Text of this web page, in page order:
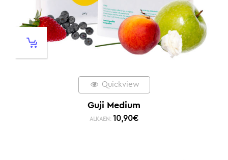
Quickview
Guji Medium
ALKAEN: 10,90€